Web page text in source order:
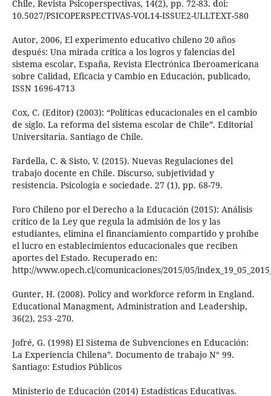
Chile, Revista Psicoperspectivas, 14(2), pp. 72-83. doi:
10.5027/PSICOPERSPECTIVAS-VOL14-ISSUE2-ULLTEXT-580
Autor, 2006, El experimento educativo chileno 20 años
después: Una mirada crítica a los logros y falencias del
sistema escolar, España, Revista Electrónica Iberoamericana
sobre Calidad, Eficacia y Cambio en Educación, publicado,
ISSN 1696-4713
Cox, C. (Editor) (2003): “Políticas educacionales en el cambio
de siglo. La reforma del sistema escolar de Chile”. Editorial
Universitaria. Santiago de Chile.
Fardella, C. & Sisto, V. (2015). Nuevas Regulaciones del
trabajo docente en Chile. Discurso, subjetividad y
resistencia. Psicologia e sociedade. 27 (1), pp. 68-79.
Foro Chileno por el Derecho a la Educación (2015): Análisis
crítico de la Ley que regula la admisión de los y las
estudiantes, elimina el financiamiento compartido y prohíbe
el lucro en establecimientos educacionales que reciben
aportes del Estado. Recuperado en:
http://www.opech.cl/comunicaciones/2015/05/
Gunter, H. (2008). Policy and workforce reform in England.
Educational Managment, Administration and Leadership,
36(2), 253 -270.
Jofré, G. (1998) El Sistema de Subvenciones en Educación:
La Experiencia Chilena”. Documento de trabajo N° 99.
Santiago: Estudios Públicos
Ministerio de Educación (2014) Estadísticas Educativas.